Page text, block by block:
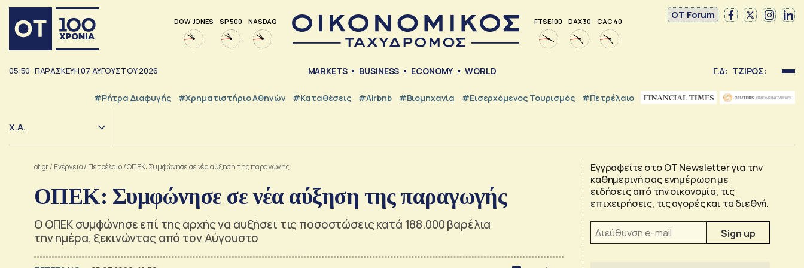
DOW JONES SP 500 NASDAQ FTSE 100 DAX 30 CAC 40
OT Forum
05:50 ΠΑΡΑΣΚΕΥΗ07 ΑΥΓΟΥΣΤΟΥ2026 MARKETS BUSINESS ECONOMY WORLD Γ.Δ: ΤΖΙΡΟΣ:
#ρήτρα Διαφυγής #Χρηματιστήριο Αθηνών #Καταθέσεις #Airbnb #Βιομηχανία #εισερχόμενος Τουρισμός #Πετρέλαιο
Χ.Α.
ot.gr/ Ενέργεια/ Πετρέλαιο/ΟΠΕΚ: Συμφώνησε σε νέα αύξηση της παραγωγής
ΟΠΕΚ: Συμφώνησε σε νέα αύξηση της παραγωγής
Ο ΟΠΕΚ συμφώνησε επί της αρχής να αυξήσει τις ποσοστώσεις κατά 188.000 βαρέλια
την ημέρα, ξεκινώντας από τον Αύγουστο
Εγγραφείτε στο OT Newsletter για την
καθημερινή σας ενημέρωση με
ειδήσεις από την οικονομία, τις
επιχειρήσεις, τις αγορές και τα διεθνή.